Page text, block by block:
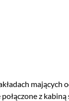
mających
z kabiną